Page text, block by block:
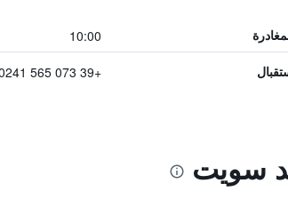
10:00
+39 073 565 0241
سويت